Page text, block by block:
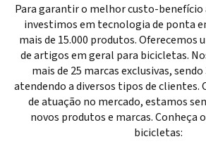
Para garantir o melhor custo-benefício
investimos em tecnologia de ponta
mais de 15.000 produtos. Oferecemos
de artigos em geral para bicicletas.
mais de 25 marcas exclusivas,
atendendo a diversos tipos de clientes.
de atuação no mercado, estamos
novos produtos e marcas. Conheça
bicicletas: